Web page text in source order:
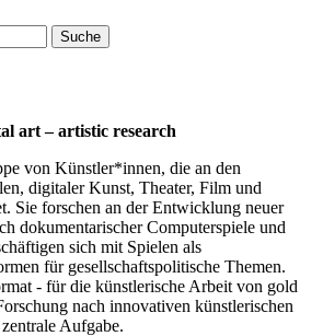
art – artistic research
von Künstler*innen, die an den
digitaler Kunst, Theater, Film und
Sie forschen an der Entwicklung neuer
dokumentarischer Computerspiele und
sich mit Spielen als
für gesellschaftspolitische Themen.
- für die künstlerische Arbeit von gold
nach innovativen künstlerischen
Aufgabe.